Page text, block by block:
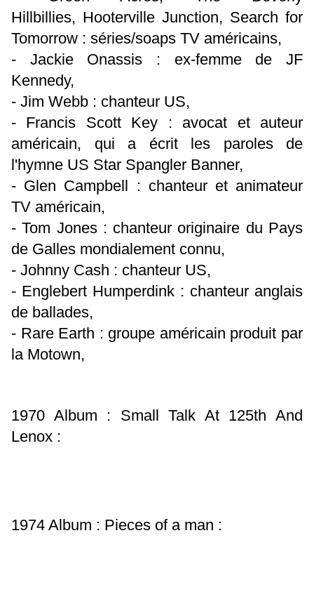
Hillbillies, Hooterville Junction, Search for
Tomorrow : séries/soaps TV américains,
- Jackie Onassis : ex-femme de JF
Kennedy,
- Jim Webb : chanteur US,
- Francis Scott Key : avocat et auteur
américain, qui a écrit les paroles de
l'hymne US Star Spangler Banner,
- Glen Campbell : chanteur et animateur
TV américain,
- Tom Jones : chanteur originaire du Pays
de Galles mondialement connu,
- Johnny Cash : chanteur US,
- Englebert Humperdink : chanteur anglais
de ballades,
- Rare Earth : groupe américain produit par
la Motown,
1970 Album : Small Talk At 125th And
Lenox :
1974 Album : Pieces of a man :